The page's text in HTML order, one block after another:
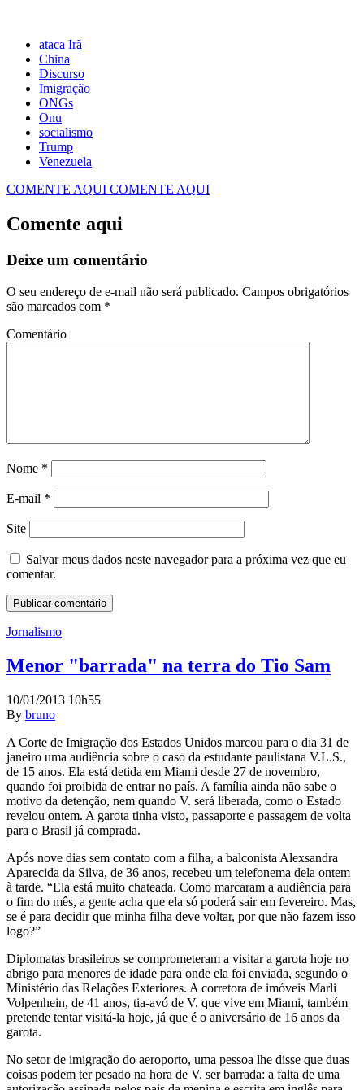
ataca Irã
China
Discurso
Imigração
ONGs
Onu
socialismo
Trump
Venezuela
COMENTE AQUI COMENTE AQUI
Comente aqui
Deixe um comentário
O seu endereço de e-mail não será publicado. Campos obrigatórios
são marcados com *
Comentário
Nome *
E-mail *
Site
Salvar meus dados neste navegador para a próxima vez que eu
comentar.
Jornalismo
Menor "barrada" na terra do Tio Sam
10/01/2013 10h55
By bruno
A Corte de Imigração dos Estados Unidos marcou para o dia 31 de
janeiro uma audiência sobre o caso da estudante paulistana V.L.S.,
de 15 anos. Ela está detida em Miami desde 27 de novembro,
quando foi proibida de entrar no país. A família ainda não sabe o
motivo da detenção, nem quando V. será liberada, como o Estado
revelou ontem. A garota tinha visto, passaporte e passagem de volta
para o Brasil já comprada.
Após nove dias sem contato com a filha, a balconista Alexsandra
Aparecida da Silva, de 36 anos, recebeu um telefonema dela ontem
à tarde. “Ela está muito chateada. Como marcaram a audiência para
o fim do mês, a gente acha que ela só poderá sair em fevereiro. Mas,
se é para decidir que minha filha deve voltar, por que não fazem isso
logo?”
Diplomatas brasileiros se comprometeram a visitar a garota hoje no
abrigo para menores de idade para onde ela foi enviada, segundo o
Ministério das Relações Exteriores. A corretora de imóveis Marli
Volpenhein, de 41 anos, tia-avó de V. que vive em Miami, também
pretende tentar visitá-la hoje, já que é o aniversário de 16 anos da
garota.
No setor de imigração do aeroporto, uma pessoa lhe disse que duas
coisas podem ter pesado na hora de V. ser barrada: a falta de uma